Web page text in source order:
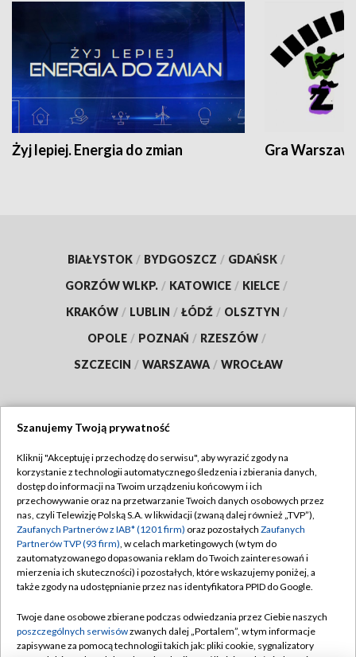
Żyj lepiej. Energia do zmian Gra
BIAŁYSTOK / BYDGOSZCZ / GDAŃSK /
GORZÓW WLKP. / KATOWICE / KIELCE /
KRAKÓW / LUBLIN / ŁÓDŹ / OLSZTYN /
OPOLE / POZNAŃ / RZESZÓW /
SZCZECIN / WARSZAWA / WROCŁAW
TVP
Abonament TVP
Emisja w TVP
Centrum informacji TVP
Naziemna Telewizja Cyfrowa
Rada Programowa
Regulamin TVP
Polityka prywatności
Moje zgody
Pomoc
Kontakt
Szanujemy Twoją prywatność
Kliknij "Akceptuję i przechodzę do serwisu", aby wyrazić zgody na
korzystanie z technologii automatycznego śledzenia i zbierania danych,
dostęp do informacji na Twoim urządzeniu końcowym i ich
przechowywanie oraz na przetwarzanie Twoich danych osobowych przez
nas, czyli Telewizję Polską S.A. w likwidacji (zwaną dalej również „TVP”),
Zaufanych Partnerów z IAB* (1201 firm) oraz pozostałych Zaufanych
Partnerów TVP (93 firm), w celach marketingowych (w tym do
zautomatyzowanego dopasowania reklam do Twoich zainteresowań i
mierzenia ich skuteczności) i pozostałych, które wskazujemy poniżej, a
także zgody na udostępnianie przez nas identyfikatora PPID do Google.
Twoje dane osobowe zbierane podczas odwiedzania przez Ciebie naszych
poszczególnych serwisówzwanych dalej „Portalem”, w tym informacje
zapisywane za pomocą technologii takich jak: pliki cookie, sygnalizatory